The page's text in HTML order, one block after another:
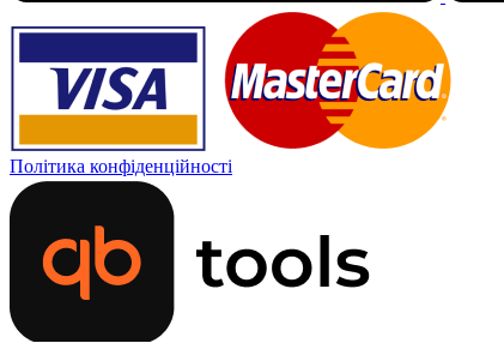
Політика конфіденційності